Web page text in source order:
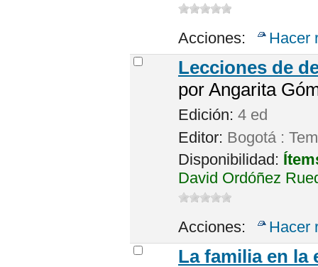
Acciones: Hacer
Lecciones de
por Angarita
Edición: 4 ed
Editor: Bogotá :
Disponibilidad:
David Ordóñez
Acciones: Hacer
La familia en